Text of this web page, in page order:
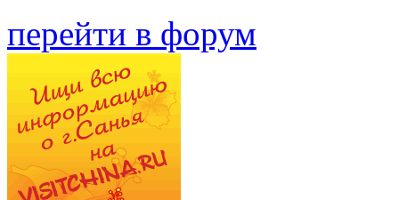
перейти в форум